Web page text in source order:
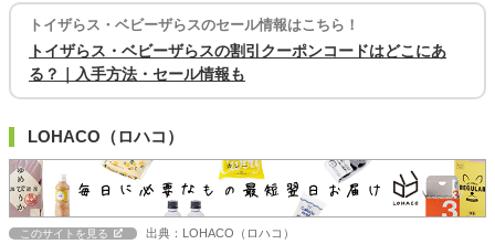
トイザらス・ベビーザらスのセール情報はこちら！
トイザらス・ベビーザらスの割引クーポンコードはどこにあ
る？｜入手方法・セール情報も
LOHACO（ロハコ）
このサイトを見る 出典：LOHACO（ロハコ）